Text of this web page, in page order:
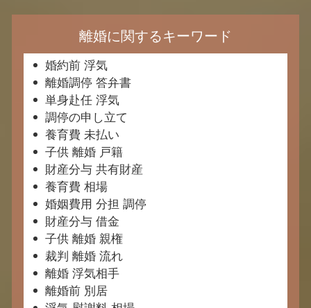
離婚に関するキーワード
婚約前 浮気
離婚調停 答弁書
単身赴任 浮気
調停の申し立て
養育費 未払い
子供 離婚 戸籍
財産分与 共有財産
養育費 相場
婚姻費用 分担 調停
財産分与 借金
子供 離婚 親権
裁判 離婚 流れ
離婚 浮気相手
離婚前 別居